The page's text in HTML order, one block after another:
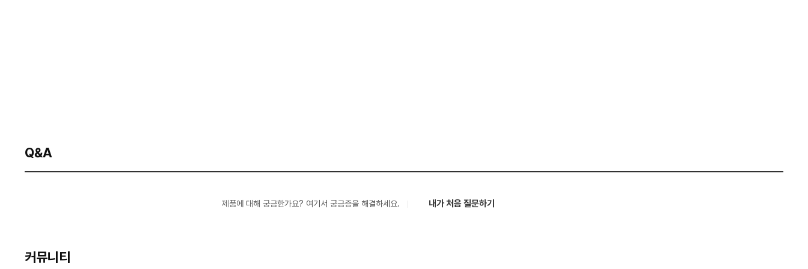
Q&A
제품에 대해 궁금한가요? 여기서 궁금증을 해결하세요. 내가 처음 질문하기
커뮤니티